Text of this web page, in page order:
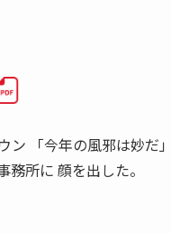
ン 「今年の風邪は妙だ
所に 顔を出した。